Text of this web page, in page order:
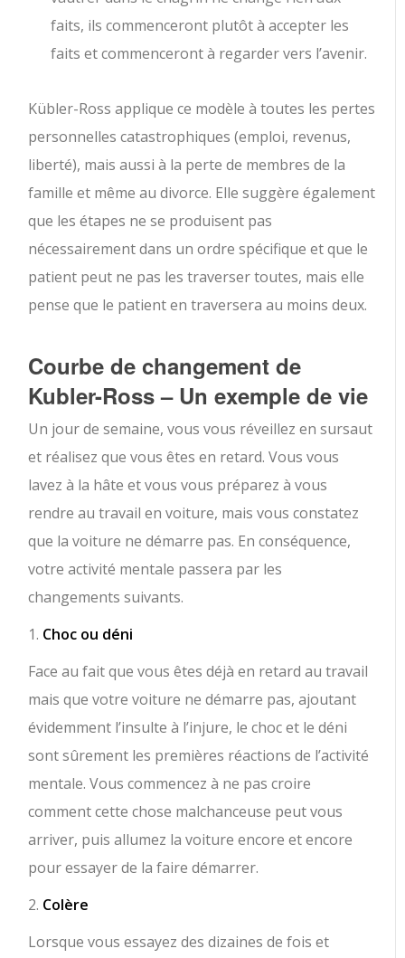
faits, ils commenceront plutôt à accepter les
faits et commenceront à regarder vers l’avenir.
Kübler-Ross applique ce modèle à toutes les pertes
personnelles catastrophiques (emploi, revenus,
liberté), mais aussi à la perte de membres de la
famille et même au divorce. Elle suggère également
que les étapes ne se produisent pas
nécessairement dans un ordre spécifique et que le
patient peut ne pas les traverser toutes, mais elle
pense que le patient en traversera au moins deux.
Courbe de changement de
Kubler-Ross – Un exemple de vie
Un jour de semaine, vous vous réveillez en sursaut
et réalisez que vous êtes en retard. Vous vous
lavez à la hâte et vous vous préparez à vous
rendre au travail en voiture, mais vous constatez
que la voiture ne démarre pas. En conséquence,
votre activité mentale passera par les
changements suivants.
1. Choc ou déni
Face au fait que vous êtes déjà en retard au travail
mais que votre voiture ne démarre pas, ajoutant
évidemment l’insulte à l’injure, le choc et le déni
sont sûrement les premières réactions de l’activité
mentale. Vous commencez à ne pas croire
comment cette chose malchanceuse peut vous
arriver, puis allumez la voiture encore et encore
pour essayer de la faire démarrer.
2. Colère
Lorsque vous essayez des dizaines de fois et